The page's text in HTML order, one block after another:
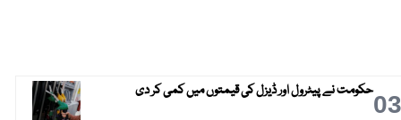
03حکومت نے پیٹرول اور ڈیزل کی قیمتوں میں کمی کر دی